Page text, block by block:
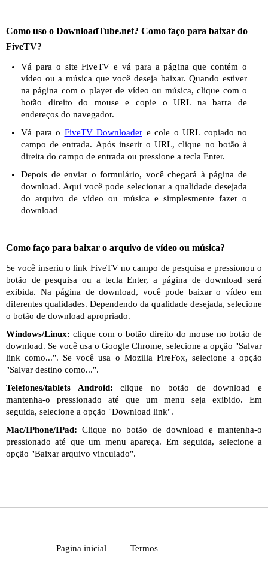
Como uso o DownloadTube.net? Como faço para baixar do
FiveTV?
Vá para o site FiveTV e vá para a página que contém o
vídeo ou a música que você deseja baixar. Quando estiver
na página com o player de vídeo ou música, clique com o
botão direito do mouse e copie o URL na barra de
endereços do navegador.
Vá para o FiveTV Downloader e cole o URL copiado no
campo de entrada. Após inserir o URL, clique no botão à
direita do campo de entrada ou pressione a tecla Enter.
Depois de enviar o formulário, você chegará à página de
download. Aqui você pode selecionar a qualidade desejada
do arquivo de vídeo ou música e simplesmente fazer o
download
Como faço para baixar o arquivo de vídeo ou música?
Se você inseriu o link FiveTV no campo de pesquisa e pressionou o
botão de pesquisa ou a tecla Enter, a página de download será
exibida. Na página de download, você pode baixar o vídeo em
diferentes qualidades. Dependendo da qualidade desejada, selecione
o botão de download apropriado.
Windows/Linux: clique com o botão direito do mouse no botão de
download. Se você usa o Google Chrome, selecione a opção "Salvar
link como...". Se você usa o Mozilla FireFox, selecione a opção
"Salvar destino como...".
Telefones/tablets Android: clique no botão de download e
mantenha-o pressionado até que um menu seja exibido. Em
seguida, selecione a opção "Download link".
Mac/IPhone/IPad: Clique no botão de download e mantenha-o
pressionado até que um menu apareça. Em seguida, selecione a
opção "Baixar arquivo vinculado".
Pagina inicial Termos